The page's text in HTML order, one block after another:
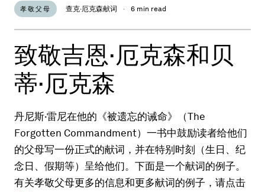
孝敬父母 查克·厄克森献词 · 6 min read
致敬吉恩·厄克森和贝
蒂·厄克森
丹尼斯·雷尼在他的《被遗忘的诫命》（The
Forgotten Commandment）一书中鼓励读者给他们
的父母写一份正式的献词，并在特别时刻（生日、纪
念日、假期等）呈给他们。下面是一个献词的例子。
有关孝敬父母更多的信息和更多献词的例子，请点击